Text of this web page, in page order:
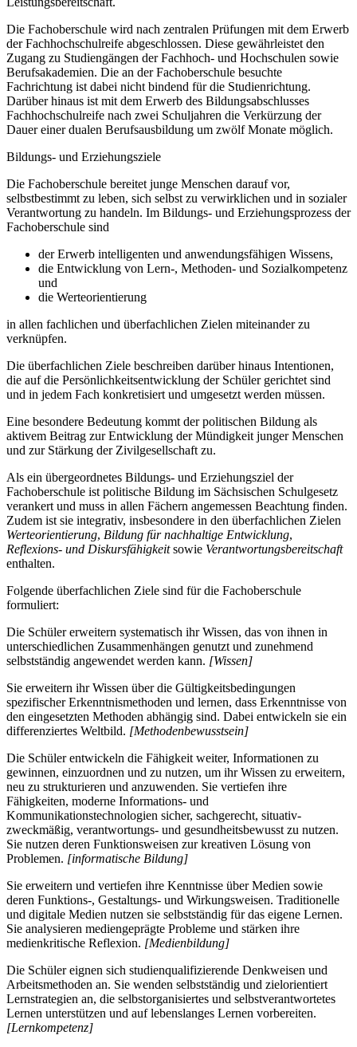
Die Fachoberschule wird nach zentralen Prüfungen mit dem Erwerb
der Fachhochschulreife abgeschlossen. Diese gewährleistet den
Zugang zu Studiengängen der Fachhoch- und Hochschulen sowie
Berufsakademien. Die an der Fachoberschule besuchte
Fachrichtung ist dabei nicht bindend für die Studienrichtung.
Darüber hinaus ist mit dem Erwerb des Bildungsabschlusses
Fachhochschulreife nach zwei Schuljahren die Verkürzung der
Dauer einer dualen Berufsausbildung um zwölf Monate möglich.
Bildungs- und Erziehungsziele
Die Fachoberschule bereitet junge Menschen darauf vor,
selbstbestimmt zu leben, sich selbst zu verwirklichen und in sozialer
Verantwortung zu handeln. Im Bildungs- und Erziehungsprozess der
Fachoberschule sind
der Erwerb intelligenten und anwendungsfähigen Wissens,
die Entwicklung von Lern-, Methoden- und Sozialkompetenz
und
die Werteorientierung
in allen fachlichen und überfachlichen Zielen miteinander zu
verknüpfen.
Die überfachlichen Ziele beschreiben darüber hinaus Intentionen,
die auf die Persönlichkeitsentwicklung der Schüler gerichtet sind
und in jedem Fach konkretisiert und umgesetzt werden müssen.
Eine besondere Bedeutung kommt der politischen Bildung als
aktivem Beitrag zur Entwicklung der Mündigkeit junger Menschen
und zur Stärkung der Zivilgesellschaft zu.
Als ein übergeordnetes Bildungs- und Erziehungsziel der
Fachoberschule ist politische Bildung im Sächsischen Schulgesetz
verankert und muss in allen Fächern angemessen Beachtung finden.
Zudem ist sie integrativ, insbesondere in den überfachlichen Zielen
Werteorientierung, Bildung für nachhaltige Entwicklung,
Reflexions- und Diskursfähigkeitsowie Verantwortungsbereitschaft
enthalten.
Folgende überfachlichen Ziele sind für die Fachoberschule
formuliert:
Die Schüler erweitern systematisch ihr Wissen, das von ihnen in
unterschiedlichen Zusammenhängen genutzt und zunehmend
selbstständig angewendet werden kann. [Wissen]
Sie erweitern ihr Wissen über die Gültigkeitsbedingungen
spezifischer Erkenntnismethoden und lernen, dass Erkenntnisse von
den eingesetzten Methoden abhängig sind. Dabei entwickeln sie ein
differenziertes Weltbild. [Methodenbewusstsein]
Die Schüler entwickeln die Fähigkeit weiter, Informationen zu
gewinnen, einzuordnen und zu nutzen, um ihr Wissen zu erweitern,
neu zu strukturieren und anzuwenden. Sie vertiefen ihre
Fähigkeiten, moderne Informations- und
Kommunikationstechnologien sicher, sachgerecht, situativ-
zweckmäßig, verantwortungs- und gesundheitsbewusst zu nutzen.
Sie nutzen deren Funktionsweisen zur kreativen Lösung von
Problemen. [informatische Bildung]
Sie erweitern und vertiefen ihre Kenntnisse über Medien sowie
deren Funktions-, Gestaltungs- und Wirkungsweisen. Traditionelle
und digitale Medien nutzen sie selbstständig für das eigene Lernen.
Sie analysieren mediengeprägte Probleme und stärken ihre
medienkritische Reflexion. [Medienbildung]
Die Schüler eignen sich studienqualifizierende Denkweisen und
Arbeitsmethoden an. Sie wenden selbstständig und zielorientiert
Lernstrategien an, die selbstorganisiertes und selbstverantwortetes
Lernen unterstützen und auf lebenslanges Lernen vorbereiten.
[Lernkompetenz]